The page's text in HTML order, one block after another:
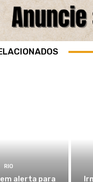
RIO
alerta para